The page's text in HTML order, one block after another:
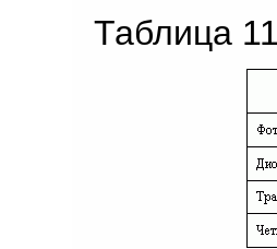
Таблица